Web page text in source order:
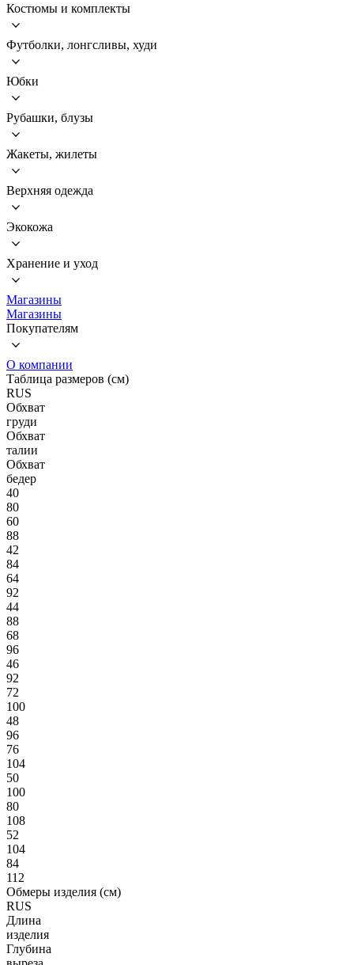
Костюмы и комплекты
Футболки, лонгсливы, худи
Юбки
Рубашки, блузы
Жакеты, жилеты
Верхняя одежда
Экокожа
Хранение и уход
Магазины
Магазины
Покупателям
О компании
Таблица размеров (см)
RUS
Обхват
груди
Обхват
талии
Обхват
бедер
40
80
60
88
42
84
64
92
44
88
68
96
46
92
72
100
48
96
76
104
50
100
80
108
52
104
84
112
Обмеры изделия (см)
RUS
Длина
изделия
Глубина